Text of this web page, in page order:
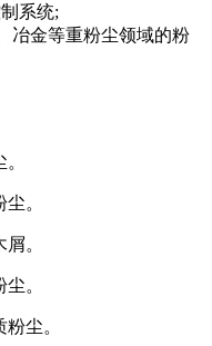
系统;
冶金等重粉尘领域的粉
。
尘。
屑。
尘。
尘。